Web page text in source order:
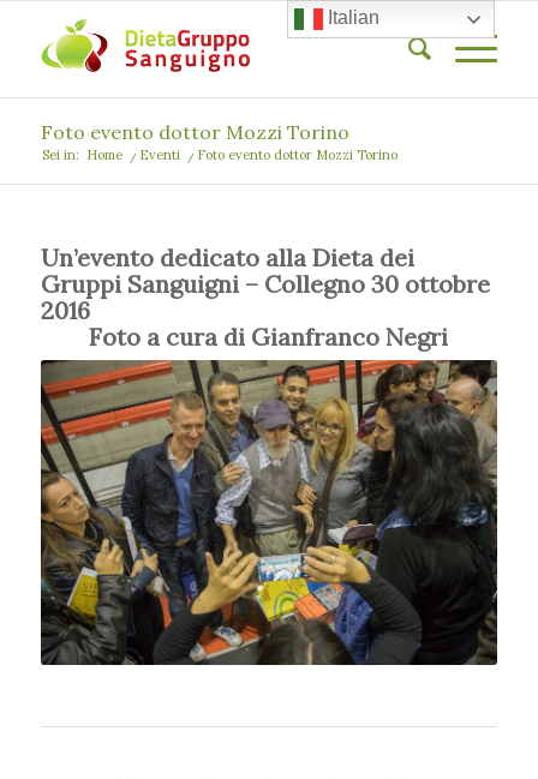
Foto evento dottor Mozzi Torino
Sei in: Home / Eventi / Foto evento dottor Mozzi Torino
Un’evento dedicato alla Dieta dei
Gruppi Sanguigni – Collegno 30 ottobre
2016
Foto a cura di Gianfranco Negri
Italian